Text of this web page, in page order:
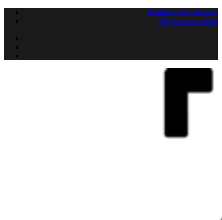
Preskočiť
Prihlásiť / Registrovať
Môj zoznam želaní